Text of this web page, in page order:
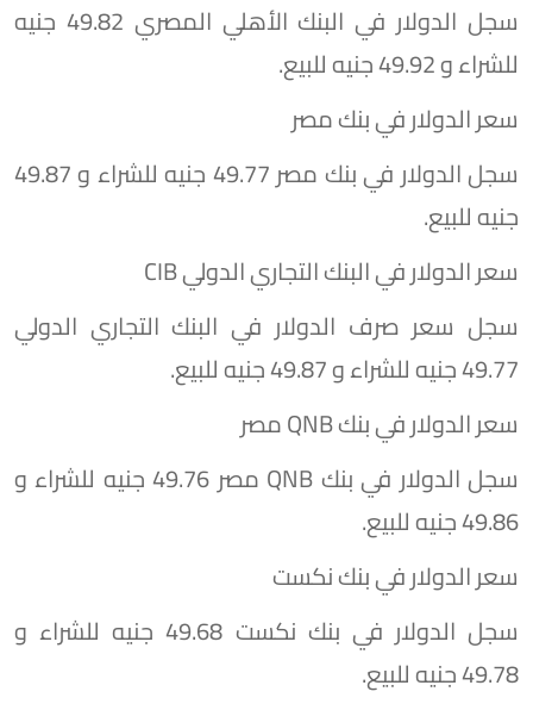
سجل الدولار في البنك الأهلي المصري 49.82 جنيه
للشراء و 49.92 جنيه للبيع.
سعر الدولار في بنك مصر
سجل الدولار في بنك مصر 49.77 جنيه للشراء و 49.87
جنيه للبيع.
سعر الدولار في البنك التجاري الدولي CIB
سجل سعر صرف الدولار في البنك التجاري الدولي
49.77 جنيه للشراء و 49.87 جنيه للبيع.
سعر الدولار في بنك QNB مصر
سجل الدولار في بنك QNB مصر 49.76 جنيه للشراء و
49.86 جنيه للبيع.
سعر الدولار في بنك نكست
سجل الدولار في بنك نكست 49.68 جنيه للشراء و
49.78 جنيه للبيع.